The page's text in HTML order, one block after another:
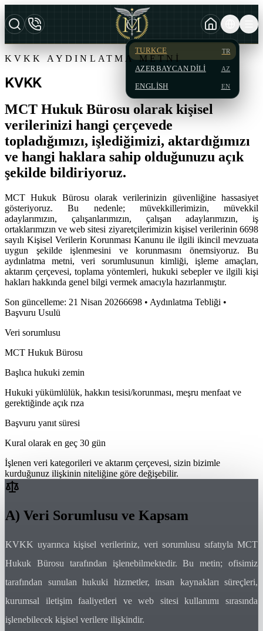
TURKCE TR
AZERBAYCAN DILI AZ
ENGLISH EN
KVKK AYDINLATMA METNI
KVKK
MCT Hukuk Bürosu olarak kişisel
verilerinizi hangi çerçevede
topladığımızı, işlediğimizi, aktardığımızı
ve hangi haklara sahip olduğunuzu açık
şekilde bildiriyoruz.
MCT Hukuk Bürosu olarak verilerinizin güvenliğine hassasiyet
gösteriyoruz. Bu nedenle; müvekkillerimizin, müvekkil
adaylarımızın, çalışanlarımızın, çalışan adaylarımızın, iş
ortaklarımızın ve web sitesi ziyaretçilerimizin kişisel verilerinin 6698
sayılı Kişisel Verilerin Korunması Kanunu ile ilgili ikincil mevzuata
uygun şekilde işlenmesini ve korunmasını önemsiyoruz. Bu
aydınlatma metni, veri sorumlusunun kimliği, işleme amaçları,
aktarım çerçevesi, toplama yöntemleri, hukuki sebepler ve ilgili kişi
hakları hakkında genel bilgi vermek amacıyla hazırlanmıştır.
Son güncelleme: 21 Nisan 20266698 • Aydınlatma Tebliği •
Başvuru Usulü
Veri sorumlusu
MCT Hukuk Bürosu
Başlıca hukuki zemin
Hukuki yükümlülük, hakkın tesisi/korunması, meşru menfaat ve
gerektiğinde açık rıza
Başvuru yanıt süresi
Kural olarak en geç 30 gün
İşlenen veri kategorileri ve aktarım çerçevesi, sizin bizimle
kurduğunuz ilişkinin niteliğine göre değişebilir.
A) Veri Sorumlusu ve Kapsam
KVKK uyarınca kişisel verileriniz, veri sorumlusu sıfatıyla MCT
Hukuk Bürosu tarafından işlenebilmektedir. Bu metin; ofisimiz
tarafından sunulan hukuki hizmetler, insan kaynakları süreçleri,
kurumsal iletişim faaliyetleri ve web sitesi kullanımı sırasında
işlenebilecek kişisel verilere ilişkindir.